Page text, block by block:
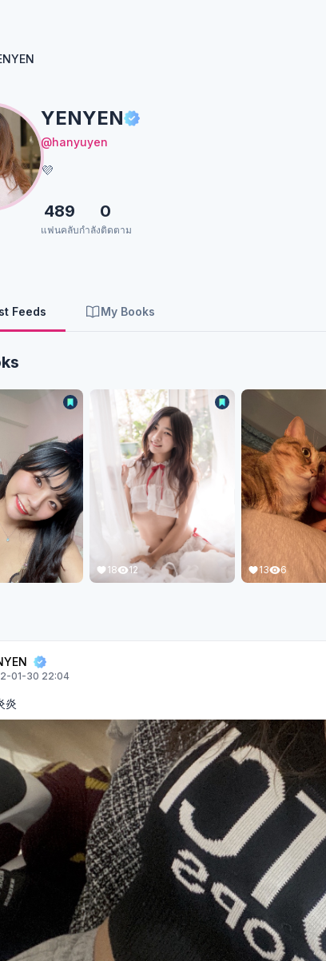
YENYEN
@hanyuyen
💜
489
แฟนคลับ
0
กำลังติดตาม
Feeds My Books
18 12 13 6
01-30 22:04
炎